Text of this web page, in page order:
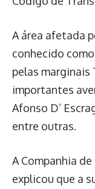
A área afetada
conhecido
pelas marginais
importantes
Afonso D’
entre outras.
A Companhia
explicou que a